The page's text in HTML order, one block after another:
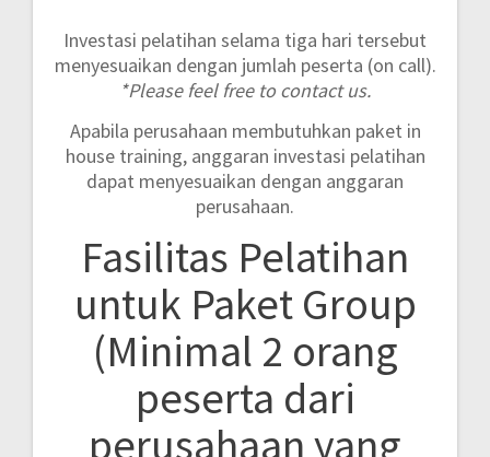
Investasi pelatihan selama tiga hari tersebut
menyesuaikan dengan jumlah peserta (on call).
*Please feel free to contact us.
Apabila perusahaan membutuhkan paket in
house training, anggaran investasi pelatihan
dapat menyesuaikan dengan anggaran
perusahaan.
Fasilitas Pelatihan
untuk Paket Group
(Minimal 2 orang
peserta dari
perusahaan yang